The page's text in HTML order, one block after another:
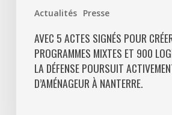
Actualités Presse
Défense
poursuit
activement
AVEC 5 ACTES SIGNÉS POUR
PROGRAMMES MIXTES ET 900
LA DÉFENSE POURSUIT
D’AMÉNAGEUR À NANTERRE.